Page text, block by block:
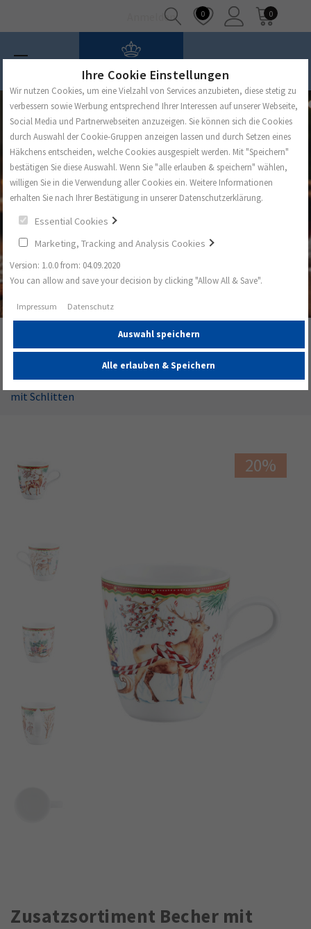
Anmelden 0 0
Alle Geschirrserien
Weihnachten
Weihnachtsbecher
Zusatzsortiment Becher mit Henkel 0,40 l (Life) Hirsch
mit Schlitten
20%
Zusatzsortiment Becher mit
Ihre Cookie Einstellungen
Wir nutzen Cookies, um eine Vielzahl von Services anzubieten, diese stetig zu
verbessern sowie Werbung entsprechend Ihrer Interessen auf unserer Webseite,
Social Media und Partnerwebseiten anzuzeigen. Sie können sich die Cookies
durch Auswahl der Cookie-Gruppen anzeigen lassen und durch Setzen eines
Häkchens entscheiden, welche Cookies ausgespielt werden. Mit "Speichern"
bestätigen Sie diese Auswahl. Wenn Sie "alle erlauben & speichern" wählen,
willigen Sie in die Verwendung aller Cookies ein. Weitere Informationen
erhalten Sie nach Ihrer Bestätigung in unserer Datenschutzerklärung.
Essential Cookies
Marketing, Tracking and Analysis Cookies
Version: 1.0.0 from: 04.09.2020
You can allow and save your decision by clicking "Allow All & Save".
Impressum Datenschutz
Auswahl speichern
Alle erlauben & Speichern